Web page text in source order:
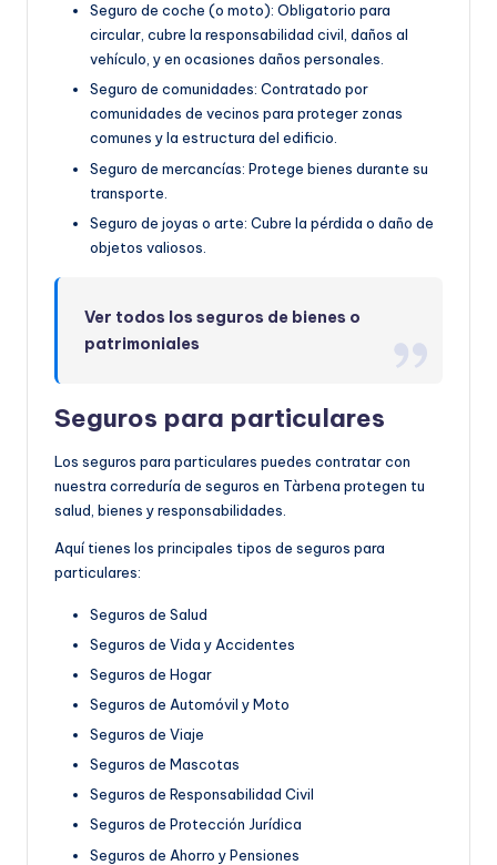
Seguro de coche (o moto): Obligatorio para
circular, cubre la responsabilidad civil, daños al
vehículo, y en ocasiones daños personales.
Seguro de comunidades: Contratado por
comunidades de vecinos para proteger zonas
comunes y la estructura del edificio.
Seguro de mercancías: Protege bienes durante su
transporte.
Seguro de joyas o arte: Cubre la pérdida o daño de
objetos valiosos.
Ver todos los seguros de bienes o
patrimoniales
Seguros para particulares
Los seguros para particulares puedes contratar con
nuestra correduría de seguros en Tàrbena protegen tu
salud, bienes y responsabilidades.
Aquí tienes los principales tipos de seguros para
particulares:
Seguros de Salud
Seguros de Vida y Accidentes
Seguros de Hogar
Seguros de Automóvil y Moto
Seguros de Viaje
Seguros de Mascotas
Seguros de Responsabilidad Civil
Seguros de Protección Jurídica
Seguros de Ahorro y Pensiones